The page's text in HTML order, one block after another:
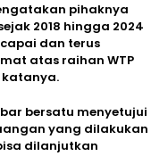
pihaknya
2018 hingga 2024
dan terus
atas raihan WTP
katanya.
bersatu menyetujui
yang dilakukan
dilanjutkan